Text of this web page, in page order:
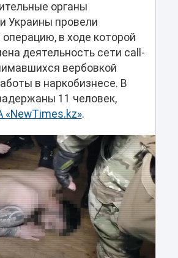
органы
Украины провели
в ходе которой
деятельность сети call-
вербовкой
в наркобизнесе. В
11 человек,
«NewTimes.kz».